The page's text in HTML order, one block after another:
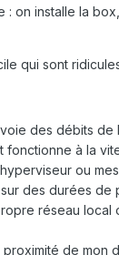
on installe la
qui sont
des débits de
à la
ou
des durées de
réseau local
de mon